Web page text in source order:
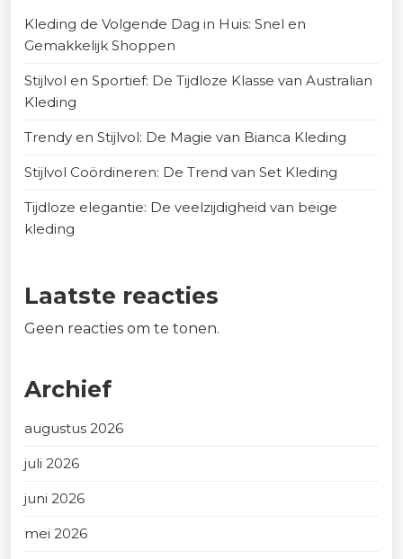
Kleding de Volgende Dag in Huis: Snel en
Gemakkelijk Shoppen
Stijlvol en Sportief: De Tijdloze Klasse van Australian
Kleding
Trendy en Stijlvol: De Magie van Bianca Kleding
Stijlvol Coördineren: De Trend van Set Kleding
Tijdloze elegantie: De veelzijdigheid van beige
kleding
Laatste reacties
Geen reacties om te tonen.
Archief
augustus 2026
juli 2026
juni 2026
mei 2026